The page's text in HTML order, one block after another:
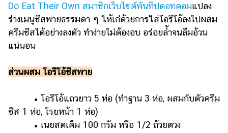
Do Eat Their Own สมาชิกเว็บไซต์พันทิปดอทคอมแปลง
ร่างเมนูชีสพายธรรมดา ๆ ให้เก๋ด้วยการใส่โอรีโอ้ลงไปผสม
ครีมชีสได้อย่างลงตัว ทำง่ายไม่ต้องอบ อร่อยล้ำจนลืมอ้วน
แน่นอน
ส่วนผสม โอรีโอ้ชีสพาย
• โอรีโอ้แถวยาว 5 ห่อ (ทำฐาน 3 ห่อ, ผสมกับตัวครีม
ชีส 1 ห่อ, โรยหน้า 1 ห่อ)
• เนยสดเค็ม 100 กรัม หรือ 1/2 ถ้วยตวง